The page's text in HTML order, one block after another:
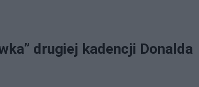
drugiej kadencji Donalda